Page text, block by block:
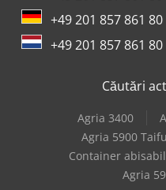
+49 201 857 861 80
+49 201 857 861 80
Căutări
Agria 3400
Agria 5900
Container abisabil
Agria